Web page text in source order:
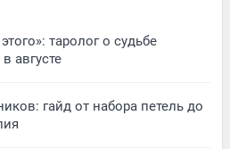
таролог о судьбе
августе
гайд от набора петель до